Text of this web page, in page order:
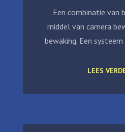
Een combinatie van
middel van camera
bewaking. Een
LEES